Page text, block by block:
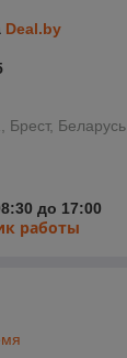
Deal.by
Брест, Беларусь
до 17:00
работы